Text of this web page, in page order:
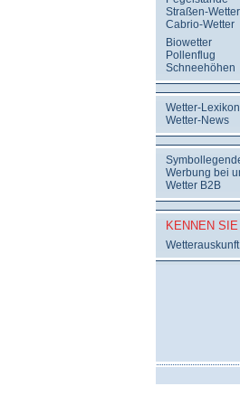
Straßen-Wetter
Cabrio-Wetter
Biowetter
Pollenflug
Schneehöhen
Wetter-Lexikon
Wetter-News
Werbung bei
Wetter B2B
KENNEN
Wetterauskunft